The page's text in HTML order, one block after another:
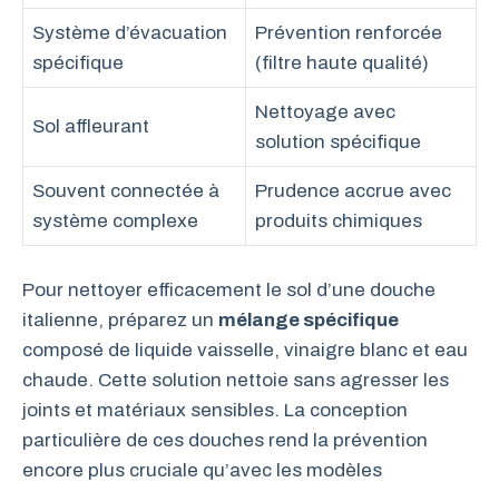
Système d’évacuation
spécifique
Prévention renforcée
(filtre haute qualité)
Sol affleurant
Nettoyage avec
solution spécifique
Souvent connectée à
système complexe
Prudence accrue avec
produits chimiques
Pour nettoyer efficacement le sol d’une douche
italienne, préparez un mélange spécifique
composé de liquide vaisselle, vinaigre blanc et eau
chaude. Cette solution nettoie sans agresser les
joints et matériaux sensibles. La conception
particulière de ces douches rend la prévention
encore plus cruciale qu’avec les modèles